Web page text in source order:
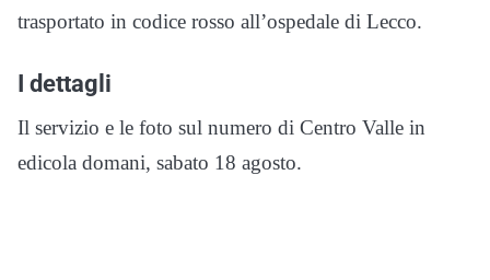
trasportato in codice rosso all’ospedale di Lecco.
I dettagli
Il servizio e le foto sul numero di Centro Valle in
edicola domani, sabato 18 agosto.